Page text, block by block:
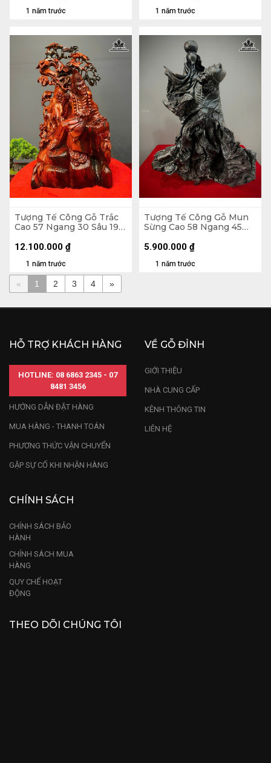
1 năm trước 1 năm trước
Tượng Tế Công Gỗ Trắc
Cao 57 Ngang 30 Sâu 19
1 năm trước
12.100.000 ₫
Tượng Tế Công Gỗ Mun
Sừng Cao 58 Ngang 45
1 năm trước
5.900.000 ₫
« 1 2 3 4 »
HỖ TRỢ KHÁCH HÀNG
HOTLINE: 08 6863 2345 - 07
8481 3456
HƯỚNG DẪN ĐẶT HÀNG
MUA HÀNG - THANH TOÁN
PHƯƠNG THỨC VẬN CHUYỂN
GẶP SỰ CỐ KHI NHẬN HÀNG
VỀ GỖ ĐỈNH
GIỚI THIỆU
NHÀ CUNG CẤP
KÊNH THÔNG TIN
LIÊN HỆ
CHÍNH SÁCH
CHÍNH SÁCH BẢO
HÀNH
CHÍNH SÁCH MUA
HÀNG
QUY CHẾ HOẠT
ĐỘNG
THEO DÕI CHÚNG TÔI